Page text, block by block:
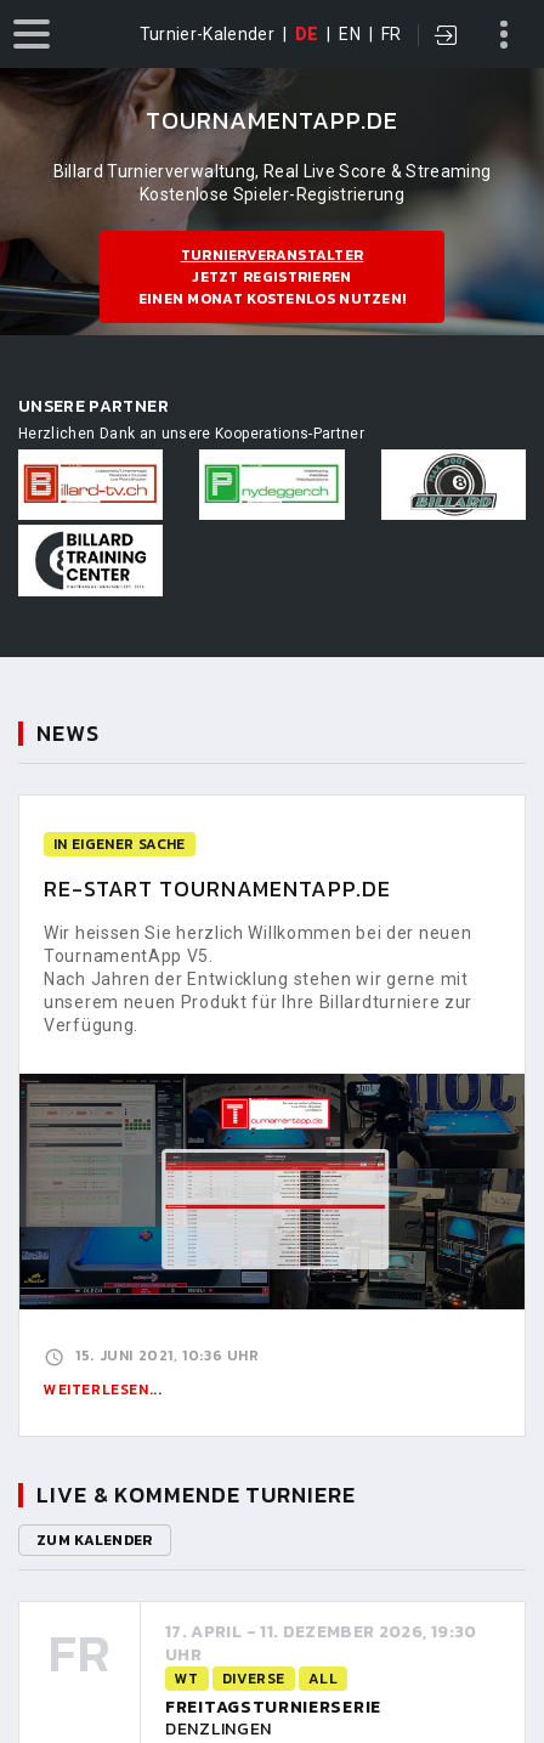
Turnier-Kalender DE EN FR
TOURNAMENTAPP.DE
Billard Turnierverwaltung, Real Live Score & Streaming
Kostenlose Spieler-Registrierung
TURNIERVERANSTALTER
JETZT REGISTRIEREN
EINEN MONAT KOSTENLOS NUTZEN!
UNSERE PARTNER
Herzlichen Dank an unsere Kooperations-Partner
NEWS
IN EIGENER SACHE
RE-START TOURNAMENTAPP.DE
Wir heissen Sie herzlich Willkommen bei der neuen
TournamentApp V5.
Nach Jahren der Entwicklung stehen wir gerne mit
unserem neuen Produkt für Ihre Billardturniere zur
Verfügung.
15. JUNI 2021, 10:36 UHR
WEITERLESEN...
LIVE & KOMMENDE TURNIERE
ZUM KALENDER
FR
17. APRIL - 11. DEZEMBER 2026, 19:30
UHR
WT DIVERSE ALL
FREITAGSTURNIERSERIE
DENZLINGEN